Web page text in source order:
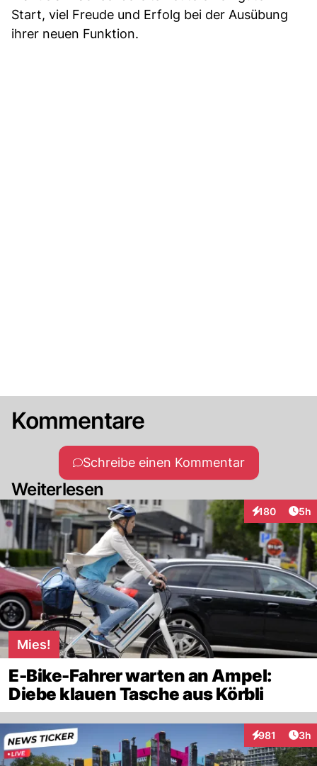
Start, viel Freude und Erfolg bei der Ausübung
ihrer neuen Funktion.
Kommentare
Schreibe einen Kommentar
Weiterlesen
180
Interaktionen
5h
Mies!
E-Bike-Fahrer warten an Ampel:
Diebe klauen Tasche aus Körbli
981
Interaktionen
3h